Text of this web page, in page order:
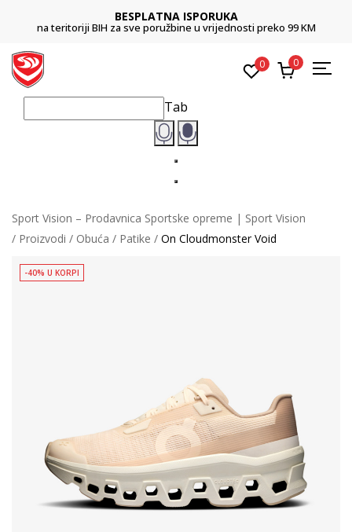
BESPLATNA ISPORUKA
na teritoriji BIH za sve poružbine u vrijednosti preko 99 KM
0 0
Tab
Sport Vision – Prodavnica Sportske opreme | Sport Vision
Proizvodi
Obuća Patike On Cloudmonster Void
-40% U KORPI